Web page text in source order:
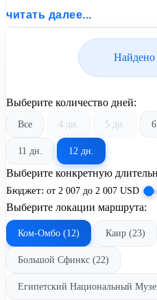
читать далее...
Найдено
Выберите количество дней:
Все 4 дн. 5 дн.
11 дн. 12 дн.
Выберите конкретную
Бюджет: от 2 007 до 2 007 USD
Выберите локации маршрута:
Ком-Омбо (12) Каир (23)
Большой Сфинкс (22)
Египетский Национальный